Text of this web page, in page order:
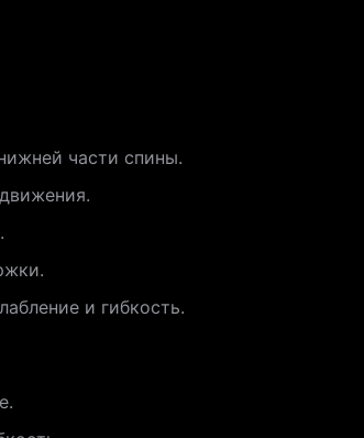
части спины.
и гибкость.